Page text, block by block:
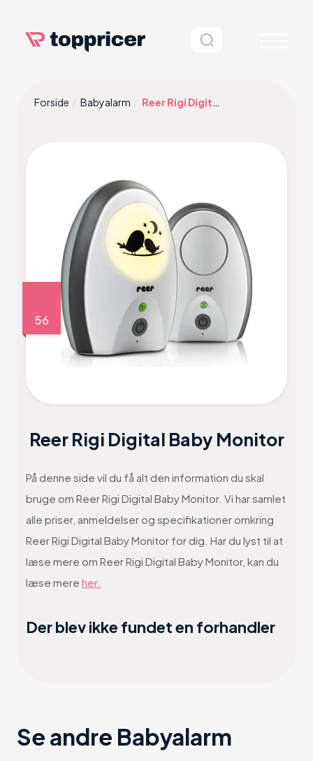
Forside Babyalarm Reer Rigi Digital Baby Monitor
56
Reer Rigi Digital Baby Monitor
På denne side vil du få alt den information du skal
bruge om Reer Rigi Digital Baby Monitor. Vi har samlet
alle priser, anmeldelser og specifikationer omkring
Reer Rigi Digital Baby Monitor for dig. Har du lyst til at
læse mere om Reer Rigi Digital Baby Monitor, kan du
læse mere her.
Der blev ikke fundet en forhandler
Se andre Babyalarm